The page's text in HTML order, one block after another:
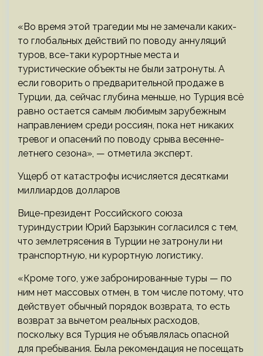
«Во время этой трагедии мы не замечали каких-
то глобальных действий по поводу аннуляций
туров, все-таки курортные места и
туристические объекты не были затронуты. А
если говорить о предварительной продаже в
Турции, да, сейчас глубина меньше, но Турция всё
равно остается самым любимым зарубежным
направлением среди россиян, пока нет никаких
тревог и опасений по поводу срыва весенне-
летнего сезона», — отметила эксперт.
Ущерб от катастрофы исчисляется десятками
миллиардов долларов
Вице-президент Российского союза
туриндустрии Юрий Барзыкин согласился с тем,
что землетрясения в Турции не затронули ни
транспортную, ни курортную логистику.
«Кроме того, уже забронированные туры — по
ним нет массовых отмен, в том числе потому, что
действует обычный порядок возврата, то есть
возврат за вычетом реальных расходов,
поскольку вся Турция не объявлялась опасной
для пребывания. Была рекомендация не посещать